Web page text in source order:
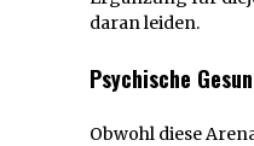
daran leiden.
Psychische
Obwohl diese